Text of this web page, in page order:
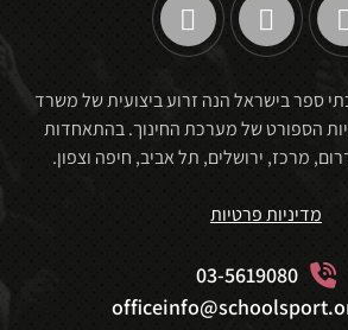
ספר בישראל הנה זרוע ביצועית של משרד
הספורט של מערכת החינוך. בהתאחדות
מדיניות פרטיות
03-5619080